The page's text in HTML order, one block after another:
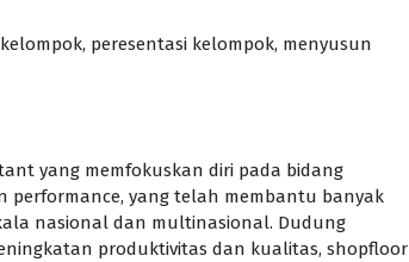
peresentasi kelompok, menyusun
yang memfokuskan diri pada bidang
performance, yang telah membantu banyak
nasional dan multinasional. Dudung
produktivitas dan kualitas, shopfloor